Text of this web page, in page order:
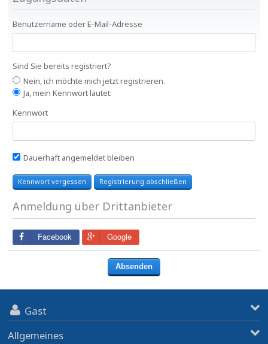
Benutzername oder E-Mail-Adresse
Sind Sie bereits registriert?
Nein, ich möchte mich jetzt registrieren.
Ja, mein Kennwort lautet:
Kennwort
Dauerhaft angemeldet bleiben
Kennwort vergessen Registrierung abschließen
Anmeldung über Drittanbieter
Facebook Google
Gast
Allgemeines